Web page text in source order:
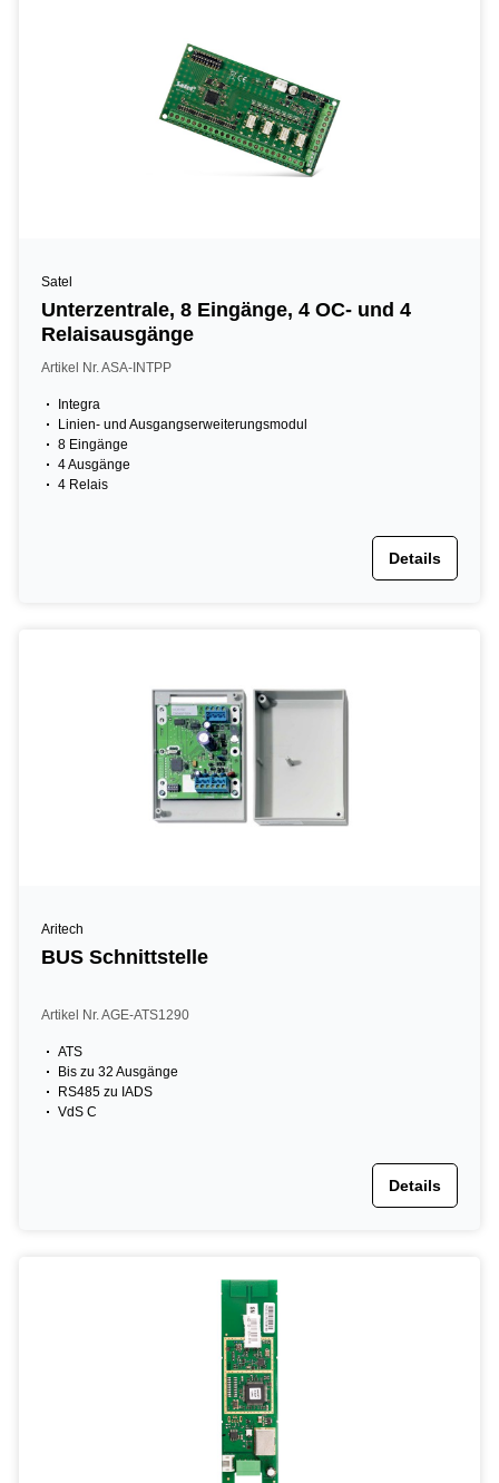
Satel
Unterzentrale, 8 Eingänge, 4 OC- und 4
Relaisausgänge
Artikel Nr. ASA-INTPP
Integra
Linien- und Ausgangserweiterungsmodul
8 Eingänge
4 Ausgänge
4 Relais
Details
Aritech
BUS Schnittstelle
Artikel Nr. AGE-ATS1290
ATS
Bis zu 32 Ausgänge
RS485 zu IADS
VdS C
Details